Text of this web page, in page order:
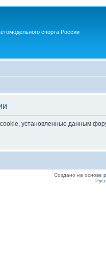
спорта России
cookie, установленные данным
Создано на основе